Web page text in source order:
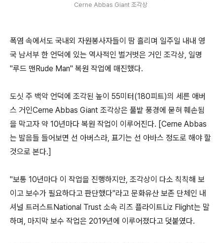
Cerne Abbas Giant 조각상
폭염 속에서도 국내외 자원봉사자들이 땀 흘리며 일주일 내내 영
국 남서부 한 언덕에 있는 역사적인 벌거벗은 거인 조각상, 일명
"루드 맨Rude Man" 복원 작업에 매진했다.
도싯 주 백악 언덕에 조각된 높이 55미터(180피트)의 세른 애버
스 거인Cerne Abbas Giant 조각상은 풀밭 풍경에 묻혀 훼손됨
을 막고자 약 10년마다 복원 작업이 이루어진다. [Cerne Abbas
는 발음들 들어보면 선 아버스라, 표기는 선 아바스 정도로 해야 할
것으로 본다.]
"보통 10년마다 이 작업을 진행하지만, 조각상이 다소 칙칙해 보
이고 보수가 필요하다고 판단했다"라고 문화유산 보존 단체인 내
셔널 트러스트National Trust 소속 리즈 플라이트Liz Flight는 말
하며, 마지막 보수 작업은 2019년에 이루어졌다고 덧붙였다.